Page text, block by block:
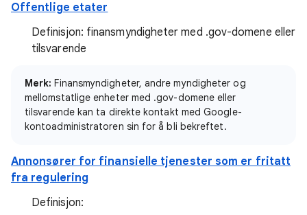
Offentlige etater
Definisjon: finansmyndigheter med .gov-domene eller
tilsvarende
Merk: Finansmyndigheter, andre myndigheter og
mellomstatlige enheter med .gov-domene eller
tilsvarende kan ta direkte kontakt med Google-
kontoadministratoren sin for å bli bekreftet.
Annonsører for finansielle tjenester som er fritatt
fra regulering
Definisjon: